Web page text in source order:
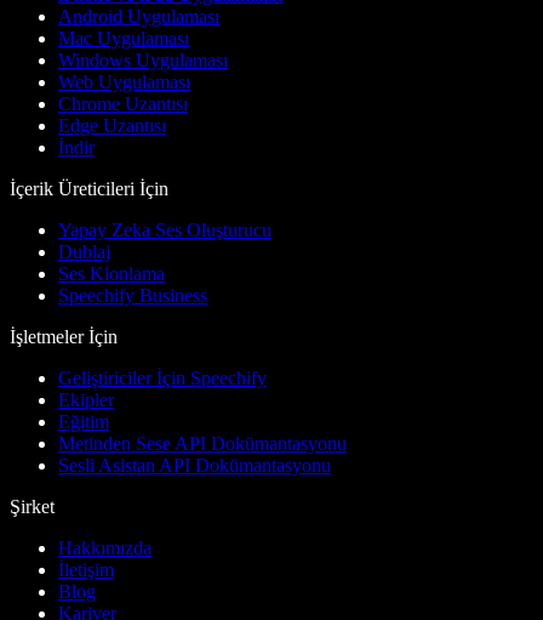
Android Uygulaması
Mac Uygulaması
Windows Uygulaması
Web Uygulaması
Chrome Uzantısı
Edge Uzantısı
İndir
İçerik Üreticileri İçin
Yapay Zeka Ses Oluşturucu
Dublaj
Ses Klonlama
Speechify Business
İşletmeler İçin
Geliştiriciler İçin Speechify
Ekipler
Eğitim
Metinden Sese API Dokümantasyonu
Sesli Asistan API Dokümantasyonu
Şirket
Hakkımızda
İletişim
Blog
Kariyer